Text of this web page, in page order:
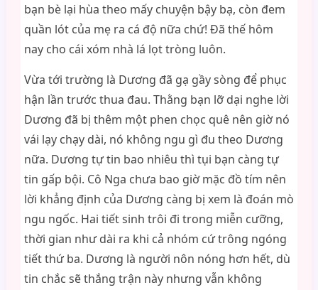
bạn bè lại hùa theo mấy chuyện bậy bạ, còn đem
quần lót của mẹ ra cá độ nữa chứ! Đã thế hôm
nay cho cái xóm nhà lá lọt tròng luôn.
Vừa tới trường là Dương đã gạ gầy sòng để phục
hận lần trước thua đau. Thằng bạn lỡ dại nghe lời
Dương đã bị thêm một phen chọc quê nên giờ nó
vái lạy chạy dài, nó không ngu gì đu theo Dương
nữa. Dương tự tin bao nhiêu thì tụi bạn càng tự
tin gấp bội. Cô Nga chưa bao giờ mặc đồ tím nên
lời khẳng định của Dương càng bị xem là đoán mò
ngu ngốc. Hai tiết sinh trôi đi trong miễn cưỡng,
thời gian như dài ra khi cả nhóm cứ trông ngóng
tiết thứ ba. Dương là người nôn nóng hơn hết, dù
tin chắc sẽ thắng trận này nhưng vẫn không